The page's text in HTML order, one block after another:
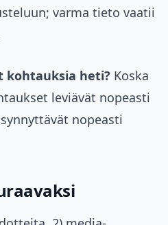
varma tieto vaatii
kohtauksia heti? Koska
leviävät nopeasti
nopeasti